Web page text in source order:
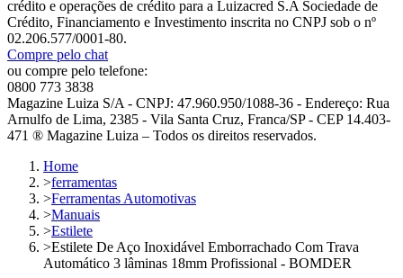
crédito e operações de crédito para a Luizacred S.A Sociedade de
Crédito, Financiamento e Investimento inscrita no CNPJ sob o nº
02.206.577/0001-80.
Compre pelo chat
ou compre pelo telefone:
0800 773 3838
Magazine Luiza S/A - CNPJ: 47.960.950/1088-36 - Endereço: Rua
Arnulfo de Lima, 2385 - Vila Santa Cruz, Franca/SP - CEP 14.403-
471 ® Magazine Luiza – Todos os direitos reservados.
Home
>ferramentas
>Ferramentas Automotivas
>Manuais
>Estilete
>Estilete De Aço Inoxidável Emborrachado Com Trava
Automático 3 lâminas 18mm Profissional - BOMDER